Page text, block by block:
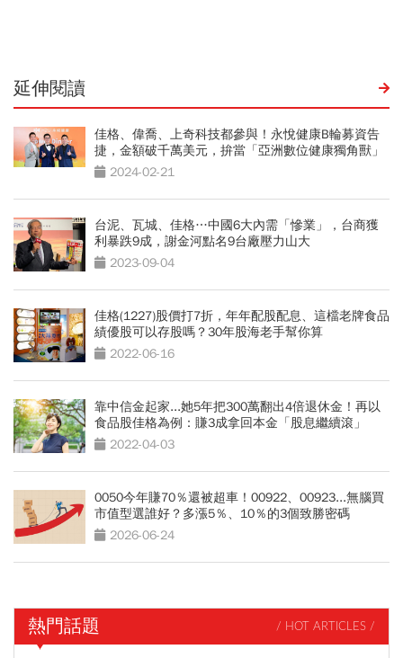
延伸閱讀
佳格、偉喬、上奇科技都參與！永悅健康B輪募資告
捷，金額破千萬美元，拚當「亞洲數位健康獨角獸」
2024-02-21
台泥、瓦城、佳格…中國6大內需「慘業」，台商獲
利暴跌9成，謝金河點名9台廠壓力山大
2023-09-04
佳格(1227)股價打7折，年年配股配息、這檔老牌食品
績優股可以存股嗎？30年股海老手幫你算
2022-06-16
靠中信金起家...她5年把300萬翻出4倍退休金！再以
食品股佳格為例：賺3成拿回本金「股息繼續滾」
2022-04-03
0050今年賺70％還被超車！00922、00923...無腦買
市值型選誰好？多漲5％、10％的3個致勝密碼
2026-06-24
熱門話題 / HOT ARTICLES /